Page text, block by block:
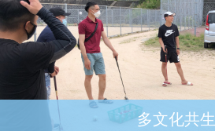
多文化共生